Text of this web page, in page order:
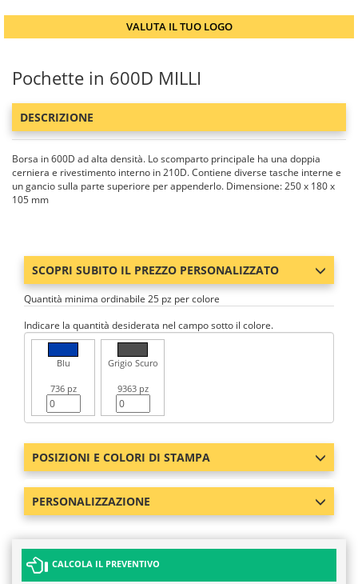
VALUTA IL TUO LOGO
Pochette in 600D MILLI
DESCRIZIONE
Borsa in 600D ad alta densità. Lo scomparto principale ha una doppia
cerniera e rivestimento interno in 210D. Contiene diverse tasche interne e
un gancio sulla parte superiore per appenderlo. Dimensione: 250 x 180 x
105 mm
SCOPRI SUBITO IL PREZZO PERSONALIZZATO
Quantità minima ordinabile 25 pz per colore
Indicare la quantità desiderata nel campo sotto il colore.
Blu
736 pz
Grigio Scuro
9363 pz
POSIZIONI E COLORI DI STAMPA
PERSONALIZZAZIONE
CALCOLA IL PREVENTIVO